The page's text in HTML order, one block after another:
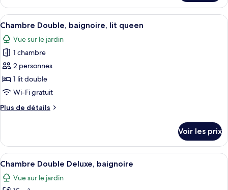
avec
douche
le
type
de
chambre
Chambre
double
Deluxe
avec
douche
Afficher
toutes
les
photos
pour
ce
type
chambre :
baignoire,
lit
queen
Une chambre à coucher avec un lit,
3
Chambre Double, baignoire, lit queen
Vue sur le jardin
1 chambre
2 personnes
1 lit double
Wi-Fi gratuit
Plus de détails
Plus
le
type
de
chambre
Chambre
Voir les prix
Afficher
toutes
les
Un lit à baldaquin avec une literie
5
Chambre Double Deluxe, baignoire
Vue sur le jardin